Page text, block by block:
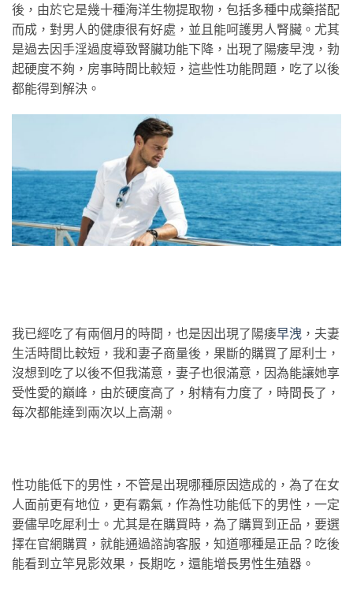
後，由於它是幾十種海洋生物提取物，包括多種中成藥搭配
而成，對男人的健康很有好處，並且能呵護男人腎臟。尤其
是過去因手淫過度導致腎臟功能下降，出現了陽痿早洩，勃
起硬度不夠，房事時間比較短，這些性功能問題，吃了以後
都能得到解決。
我已經吃了有兩個月的時間，也是因出現了陽痿早洩 ，夫妻
生活時間比較短，我和妻子商量後，果斷的購買了犀利士，
沒想到吃了以後不但我滿意，妻子也很滿意，因為能讓她享
受性愛的巔峰，由於硬度高了，射精有力度了，時間長了，
每次都能達到兩次以上高潮。
性功能低下的男性，不管是出現哪種原因造成的，為了在女
人面前更有地位，更有霸氣，作為性功能低下的男性，一定
要儘早吃犀利士。尤其是在購買時，為了購買到正品，要選
擇在官網購買，就能通過諮詢客服，知道哪種是正品？吃後
能看到立竿見影效果，長期吃，還能增長男性生殖器。